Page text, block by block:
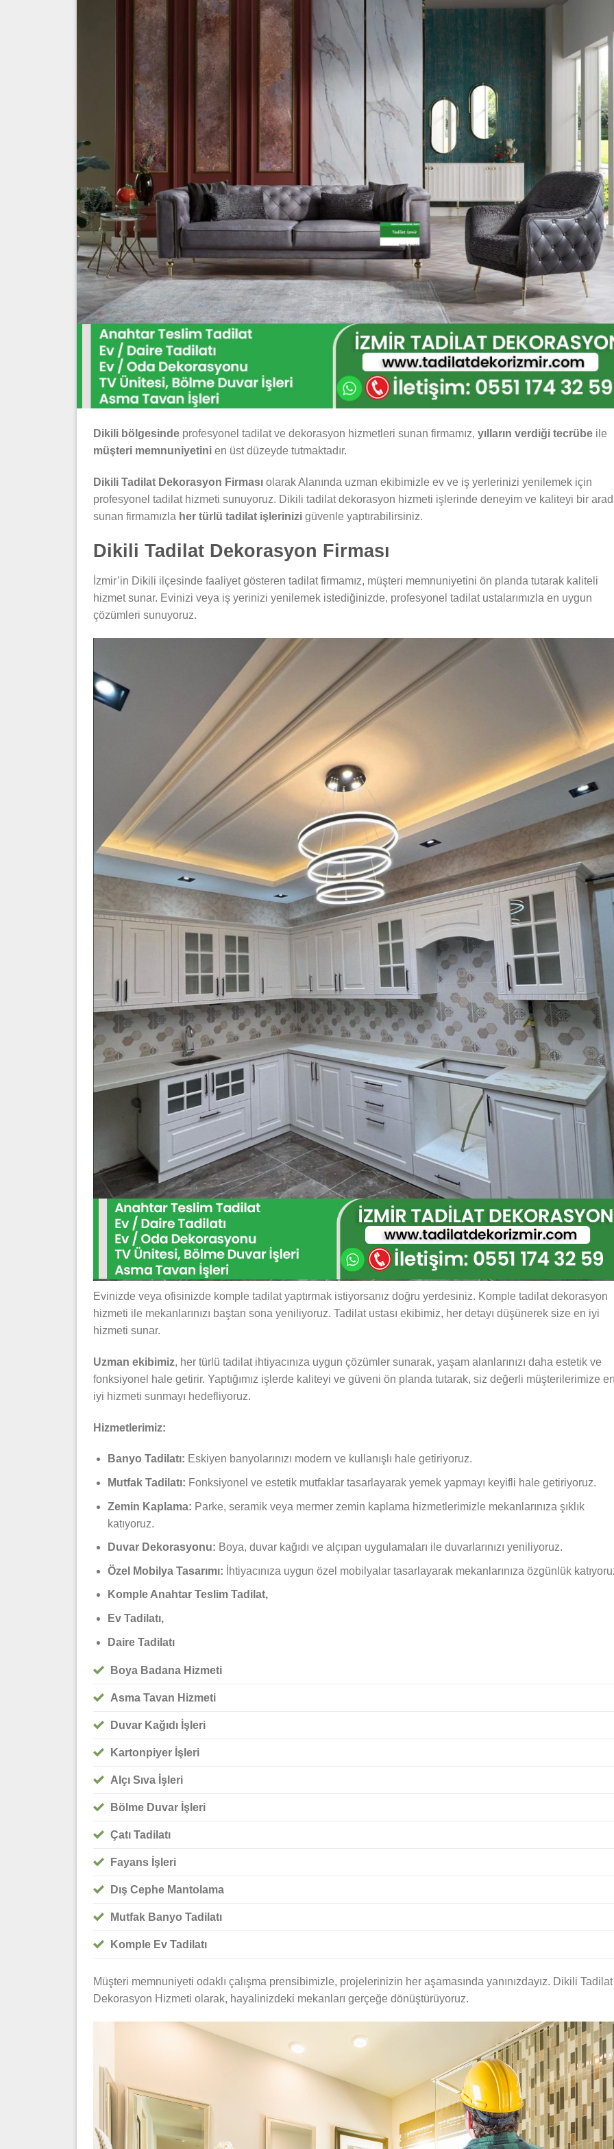
Dikili bölgesinde profesyonel tadilat ve dekorasyon hizmetleri sunan firmamız, yılların verdiği tecrübe ile
müşteri memnuniyetini en üst düzeyde tutmaktadır.
Dikili Tadilat Dekorasyon Firması olarak Alanında uzman ekibimizle ev ve iş yerlerinizi yenilemek için
profesyonel tadilat hizmeti sunuyoruz. Dikili tadilat dekorasyon hizmeti işlerinde deneyim ve kaliteyi bir
sunan firmamızla her türlü tadilat işlerinizi güvenle yaptırabilirsiniz.
Dikili Tadilat Dekorasyon Firması
İzmir’in Dikili ilçesinde faaliyet gösteren tadilat firmamız, müşteri memnuniyetini ön planda tutarak kaliteli
hizmet sunar. Evinizi veya iş yerinizi yenilemek istediğinizde, profesyonel tadilat ustalarımızla en uygun
çözümleri sunuyoruz.
Evinizde veya ofisinizde komple tadilat yaptırmak istiyorsanız doğru yerdesiniz. Komple tadilat dekorasyon
hizmeti ile mekanlarınızı baştan sona yeniliyoruz. Tadilat ustası ekibimiz, her detayı düşünerek size en iyi
hizmeti sunar.
Uzman ekibimiz, her türlü tadilat ihtiyacınıza uygun çözümler sunarak, yaşam alanlarınızı daha estetik ve
fonksiyonel hale getirir. Yaptığımız işlerde kaliteyi ve güveni ön planda tutarak, siz değerli müşterilerimize
iyi hizmeti sunmayı hedefliyoruz.
Hizmetlerimiz:
Banyo Tadilatı: Eskiyen banyolarınızı modern ve kullanışlı hale getiriyoruz.
Mutfak Tadilatı: Fonksiyonel ve estetik mutfaklar tasarlayarak yemek yapmayı keyifli hale getiriyoruz.
Zemin Kaplama: Parke, seramik veya mermer zemin kaplama hizmetlerimizle mekanlarınıza şıklık
katıyoruz.
Duvar Dekorasyonu: Boya, duvar kağıdı ve alçıpan uygulamaları ile duvarlarınızı yeniliyoruz.
Özel Mobilya Tasarımı: İhtiyacınıza uygun özel mobilyalar tasarlayarak mekanlarınıza özgünlük
Komple Anahtar Teslim Tadilat,
Ev Tadilatı,
Daire Tadilatı
Boya Badana Hizmeti
Asma Tavan Hizmeti
Duvar Kağıdı İşleri
Kartonpiyer İşleri
Alçı Sıva İşleri
Bölme Duvar İşleri
Çatı Tadilatı
Fayans İşleri
Dış Cephe Mantolama
Mutfak Banyo Tadilatı
Komple Ev Tadilatı
Müşteri memnuniyeti odaklı çalışma prensibimizle, projelerinizin her aşamasında yanınızdayız. Dikili Tadilat
Dekorasyon Hizmeti olarak, hayalinizdeki mekanları gerçeğe dönüştürüyoruz.